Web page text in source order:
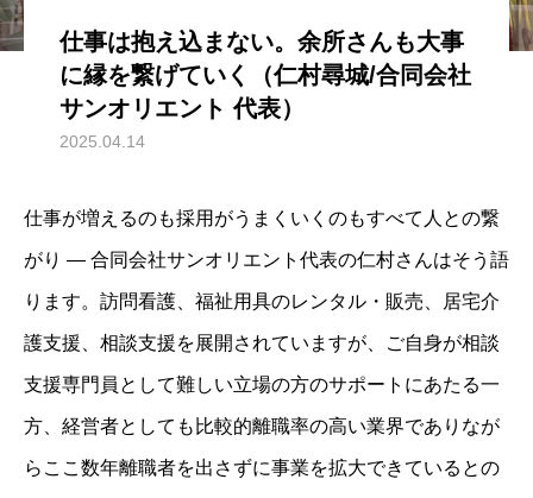
仕事は抱え込まない。余所さんも大事
に縁を繋げていく（仁村尋城/合同会社
サンオリエント 代表）
2025.04.14
仕事が増えるのも採用がうまくいくのもすべて人との繋
がり ― 合同会社サンオリエント代表の仁村さんはそう語
ります。訪問看護、福祉用具のレンタル・販売、居宅介
護支援、相談支援を展開されていますが、ご自身が相談
支援専門員として難しい立場の方のサポートにあたる一
方、経営者としても比較的離職率の高い業界でありなが
らここ数年離職者を出さずに事業を拡大できているとの